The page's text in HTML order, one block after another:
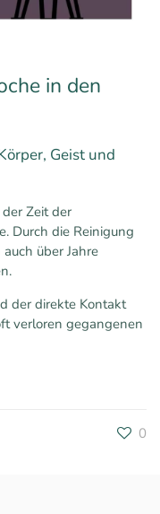
in den
Geist und
Zeit der
Durch die Reinigung
über Jahre
der direkte Kontakt
verloren gegangenen
0